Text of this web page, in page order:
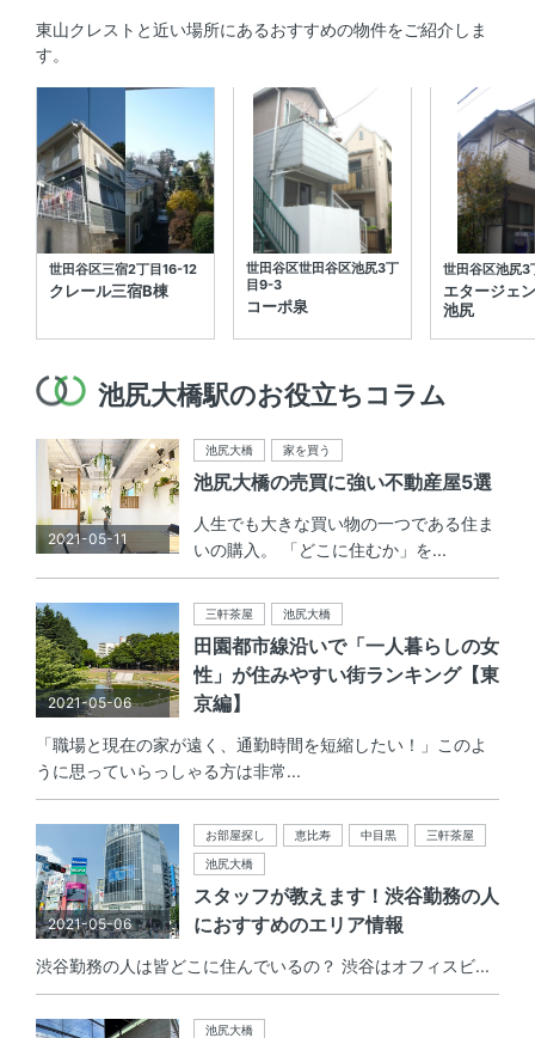
東山クレストと近い場所にあるおすすめの物件をご紹介しま
す。
世田谷区三宿2丁目16-12
クレール三宿B棟
世田谷区世田谷区池尻3丁
目9-3
コーポ泉
世田谷区池尻
エタージェ
池尻
池尻大橋駅のお役立ちコラム
2021-05-11
池尻大橋 家を買う
池尻大橋の売買に強い不動産屋5選
人生でも大きな買い物の一つである住ま
いの購入。 「どこに住むか」を...
2021-05-06
三軒茶屋 池尻大橋
田園都市線沿いで「一人暮らしの女
性」が住みやすい街ランキング【東
京編】
「職場と現在の家が遠く、通勤時間を短縮したい！」このよ
うに思っていらっしゃる方は非常...
2021-05-06
お部屋探し 恵比寿 中目黒
三軒茶屋
池尻大橋
スタッフが教えます！渋谷勤務の人
におすすめのエリア情報
渋谷勤務の人は皆どこに住んでいるの？ 渋谷はオフィスビ...
池尻大橋